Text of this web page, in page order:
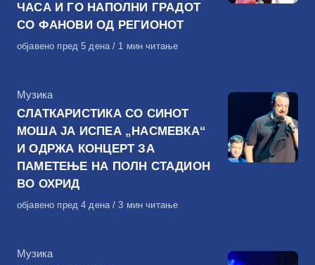
ЧАСА И ГО НАПОЛНИ ГРАДОТ
СО ФАНОВИ ОД РЕГИОНОТ
Објавено
објавено пред 5 дена 1 мин читање
КАтегорија
Музика
СЛАТКАРИСТИКА СО СИНОТ
МОША ЈА ИСПЕА „НАСМЕВКА“
И ОДРЖА КОНЦЕРТ ЗА
ПАМЕТЕЊЕ НА ПОЛН СТАДИОН
ВО ОХРИД
Објавено
објавено пред 4 дена 3 мин читање
КАтегорија
Музика